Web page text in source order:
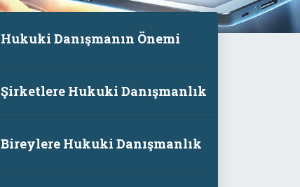
Hukuki Danışmanın Önemi
Şirketlere Hukuki Danışmanlık
Bireylere Hukuki Danışmanlık